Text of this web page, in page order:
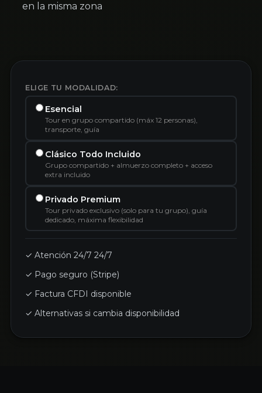
en la misma zona
ELIGE TU MODALIDAD:
Esencial
Tour en grupo compartido (máx 12 personas),
transporte, guía
Clásico Todo Incluido
Grupo compartido + almuerzo completo + acceso
extra incluido
Privado Premium
Tour privado exclusivo (solo para tu grupo), guía
dedicado, máxima flexibilidad
✓ Atención 24/7 24/7
✓ Pago seguro (Stripe)
✓ Factura CFDI disponible
✓ Alternativas si cambia disponibilidad